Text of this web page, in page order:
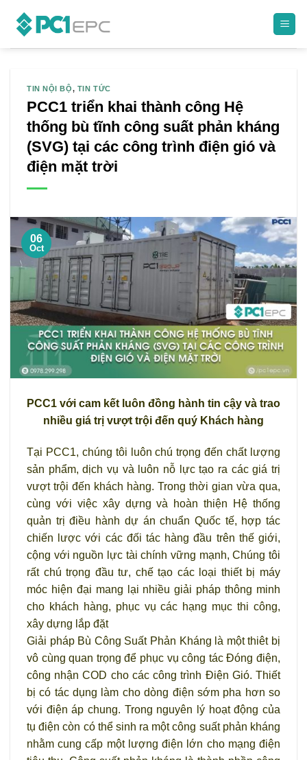
TIN NỘI BỘ, TIN TỨC
PCC1 triển khai thành công Hệ
thống bù tĩnh công suất phản kháng
(SVG) tại các công trình điện gió và
điện mặt trời
06
Oct
PCC1 với cam kết luôn đồng hành tin cậy và trao
nhiều giá trị vượt trội đến quý Khách hàng
Tại PCC1, chúng tôi luôn chú trọng đến chất lượng
sản phẩm, dịch vụ và luôn nỗ lực tạo ra các giá trị
vượt trội đến khách hàng. Trong thời gian vừa qua,
cùng với việc xây dựng và hoàn thiện Hệ thống
quản trị điều hành dự án chuẩn Quốc tế, hợp tác
chiến lược với các đối tác hàng đầu trên thế giới,
cộng với nguồn lực tài chính vững mạnh, Chúng tôi
rất chú trọng đầu tư, chế tạo các loại thiết bị máy
móc hiện đại mang lại nhiều giải pháp thông minh
cho khách hàng, phục vụ các hạng mục thi công,
xây dựng lắp đặt
Giải pháp Bù Công Suất Phản Kháng là một thiêt bị
vô cùng quan trọng để phục vụ công tác Đóng điện,
công nhận COD cho các công trình Điện Gió. Thiết
bị có tác dụng làm cho dòng điện sớm pha hơn so
với điện áp chung. Trong nguyên lý hoạt động của
tụ điện còn có thể sinh ra một công suất phản kháng
nhằm cung cấp một lượng điện lớn cho mạng điện